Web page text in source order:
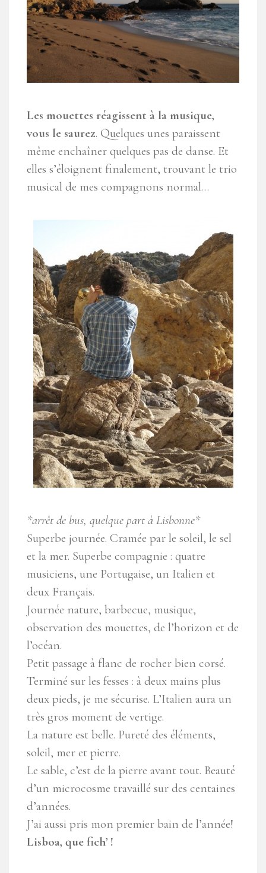
Les mouettes réagissent à la musique,
vous le saurez. Quelques unes paraissent
même enchaîner quelques pas de danse. Et
elles s’éloignent finalement, trouvant le trio
musical de mes compagnons normal…
*arrêt de bus, quelque part à Lisbonne*
Superbe journée. Cramée par le soleil, le sel
et la mer. Superbe compagnie : quatre
musiciens, une Portugaise, un Italien et
deux Français.
Journée nature, barbecue, musique,
observation des mouettes, de l’horizon et de
l’océan.
Petit passage à flanc de rocher bien corsé.
Terminé sur les fesses : à deux mains plus
deux pieds, je me sécurise. L’Italien aura un
très gros moment de vertige.
La nature est belle. Pureté des éléments,
soleil, mer et pierre.
Le sable, c’est de la pierre avant tout. Beauté
d’un microcosme travaillé sur des centaines
d’années.
J’ai aussi pris mon premier bain de l’année!
Lisboa, que fich’ !